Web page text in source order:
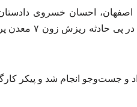
اصفهان، احسان خسروی
معدن در طبس
و جست‌وجو انجام شد و پیکر